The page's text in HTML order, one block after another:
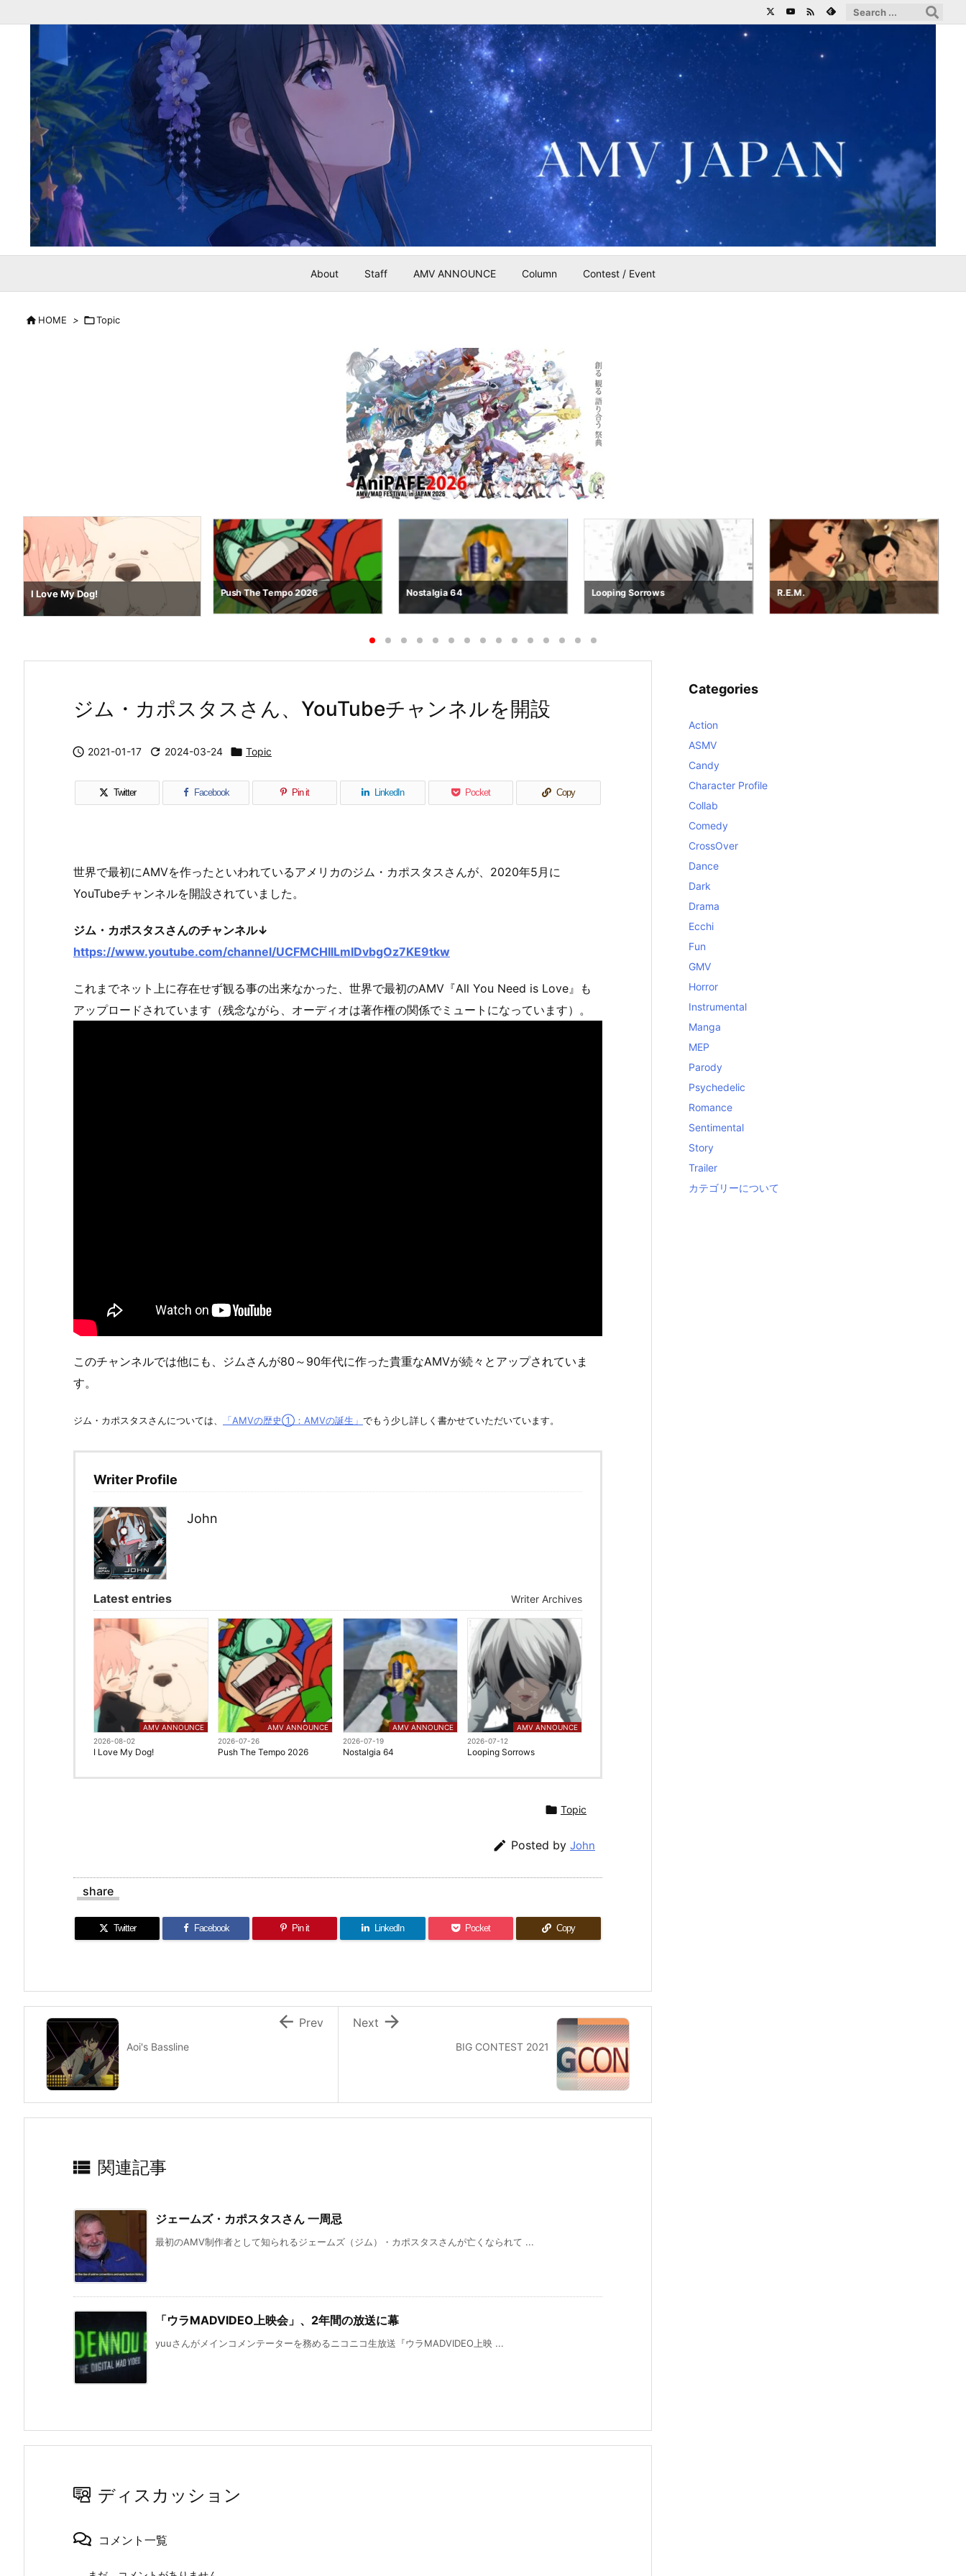
About Staff AMV ANNOUNCE Column Contest / Event

HOME > Topic
Push The Tempo 2026 Nostalgia 64 Looping Sorrows R.E.M. Project Dawn
ジム・カポスタスさん、YouTubeチャンネルを開設
 2021-01-17  2024-03-24  Topic
Twitter Facebook Pin it LinkedIn Pocket Copy
世界で最初にAMVを作ったといわれているアメリカのジム・カポスタスさんが、2020年5月に
YouTubeチャンネルを開設されていました。
ジム・カポスタスさんのチャンネル↓
https://www.youtube.com/channel/UCFMCHIlLmIDvbgOz7KE9tkw
これまでネット上に存在せず観る事の出来なかった、世界で最初のAMV『All You Need is Love』も
アップロードされています（残念ながら、オーディオは著作権の関係でミュートになっています）。
このチャンネルでは他にも、ジムさんが80～90年代に作った貴重なAMVが続々とアップされていま
す。
ジム・カポスタスさんについては、 「AMVの歴史①：AMVの誕生」 でもう少し詳しく書かせていただいています。
Writer Profile
John
Latest entries Writer Archives
AMV ANNOUNCE
2026-08-02
I Love My Dog!
AMV ANNOUNCE
2026-07-26
Push The Tempo 2026
AMV ANNOUNCE
2026-07-19
Nostalgia 64
AMV ANNOUNCE
2026-07-12
Looping Sorrows
 Topic
 Posted by John
share
Twitter Facebook Pin it LinkedIn Pocket Copy
BIG CONTEST 2021

Next
Aoi's Bassline
 Prev
 関連記事
ジェームズ・カポスタスさん 一周忌
最初のAMV制作者として知られるジェームズ（ジム）・カポスタスさんが亡くなられて ...
「ウラMADVIDEO上映会」、2年間の放送に幕
yuuさんがメインコメンテーターを務めるニコニコ生放送『ウラMADVIDEO上映 ...
ディスカッション
コメント一覧
Categories
Action
ASMV
Candy
Character Profile
Collab
Comedy
CrossOver
Dance
Dark
Drama
Ecchi
Fun
GMV
Horror
Instrumental
Manga
MEP
Parody
Psychedelic
Romance
Sentimental
Story
Trailer
カテゴリーについて